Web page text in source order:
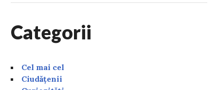
Categorii
Cel mai cel
Ciudățenii